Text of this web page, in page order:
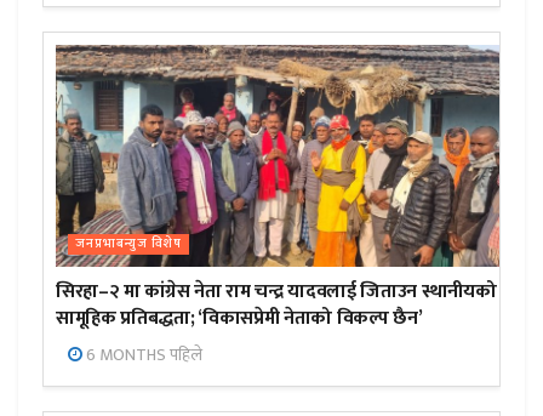
जनप्रभाबन्युज विशेष
सिरहा–२ मा कांग्रेस नेता राम चन्द्र यादवलाई जिताउन स्थानीयको
सामूहिक प्रतिबद्धता; ‘विकासप्रेमी नेताको विकल्प छैन’
6 MONTHS पहिले